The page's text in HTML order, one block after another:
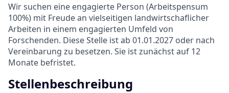
Wir suchen eine engagierte Person (Arbeitspensum
100%) mit Freude an vielseitigen landwirtschaflicher
Arbeiten in einem engagierten Umfeld von
Forschenden. Diese Stelle ist ab 01.01.2027 oder nach
Vereinbarung zu besetzen. Sie ist zunächst auf 12
Monate befristet.
Stellenbeschreibung